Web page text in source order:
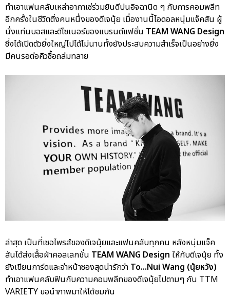
ทำเอาแฟนคลับเหล่าอากาเซ่ร่วมยินดีปนอิจฉานิด ๆ กับการคอมพลีท
อีกครั้งในชีวิตติ่งคนหนึ่งของดีเจนุ้ย เมื่องานนี้ไอดอลหนุ่มแจ็คสัน ผู้
นั่งแท่นบอสและดีไซเนอร์ของแบรนด์แฟชั่น TEAM WANG Design
ซึ่งได้เปิดตัวยิ่งใหญ่ไปได้ไม่นานทั้งยังประสบความสำเร็จเป็นอย่างยิ่ง
มีคนรอต่อคิวซื้อถล่มทลาย
ล่าสุด เป็นที่เซอไพรส์ของดีเจนุ้ยและแฟนคลับทุกคน หลังหนุ่มแจ็ค
สันได้ส่งเสื้อผ้าคอลเลกชั่น TEAM WANG Design ให้กับดีเจนุ้ย ทั้ง
ยังเขียนการ์ดและจ่าหน้าซองสุดน่ารักว่า To...Nui Wang (นุ้ยหวัง)
ทำเอาแฟนคลับฟินกับความคอมพลีทของดีเจนุ้ยไปตามๆ กัน TTM
VARIETY ขอนำภาพมาให้ได้ชมกัน